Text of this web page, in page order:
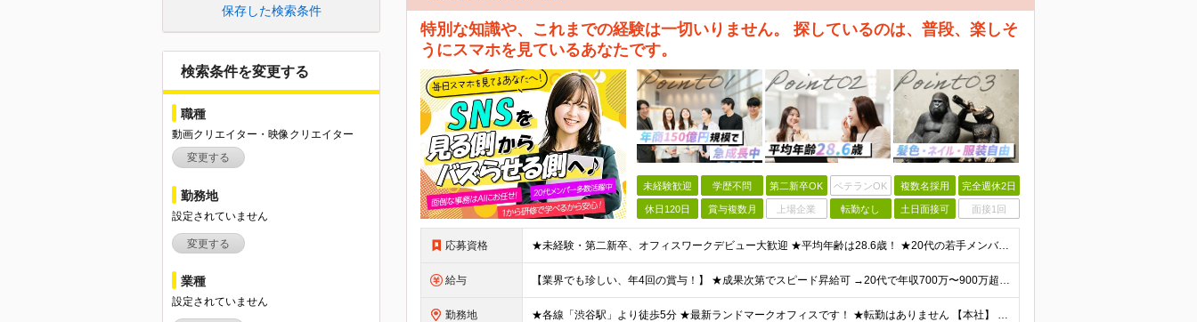
保存した検索条件
検索条件を変更する
職種
動画クリエイター・映像クリエイター
変更する
勤務地
設定されていません
変更する
業種
設定されていません
特別な知識や、これまでの経験は一切いりません。 探しているのは、普段、楽しそ
うにスマホを見ているあなたです。
未経験歓迎 学歴不問 第二新卒OK ベテランOK 複数名採用 完全週休2日
休日120日 賞与複数月 上場企業 転勤なし 土日面接可 面接1回
応募資格 ★未経験・第二新卒、オフィスワークデビュー大歓迎 ★平均年齢は28.6歳！ ★20代の若手メンバーが中心になって活躍している職場です！ ●学歴不問 ※35歳以下の方（若年層の長期キャリア形成） ★こ
給与 【業界でも珍しい、年4回の賞与！】 ★成果次第でスピード昇給可 →20代で年収700万〜900万超も！ ■未経験：月給26〜30万円＋賞与年4回（業績による）＋各種手当 ※経験・スキルを考慮して決定
勤務地 ★各線「渋谷駅」より徒歩5分 ★最新ランドマークオフィスです！ ★転勤はありません 【本社】 東京都渋谷区道玄坂2-25-12 道玄坂通 dogenzaka-dori 5階 ※(変更の範囲)上記を除